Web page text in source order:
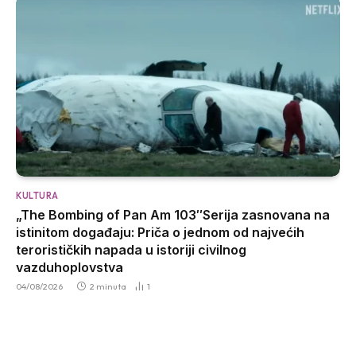
KULTURA
„The Bombing of Pan Am 103″Serija zasnovana na
istinitom događaju: Priča o jednom od najvećih
terorističkih napada u istoriji civilnog
vazduhoplovstva
04/08/2026 2 minuta 1